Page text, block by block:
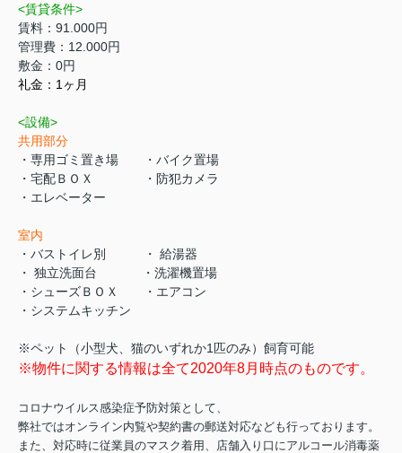
<賃貸条件>
賃料：91.000円
管理費：12.000円
敷金：0円
礼金：1ヶ月
<設備>
共用部分
・専用ゴミ置き場 ・バイク置場
・宅配ＢＯＸ ・防犯カメラ
・エレベーター
室内
・バストイレ別 ・ 給湯器
・ 独立洗面台 ・洗濯機置場
・シューズＢＯＸ ・エアコン
・システムキッチン
※ペット（小型犬、猫のいずれか1匹のみ）飼育可能
※物件に関する情報は全て2020年8月時点のものです。
コロナウイルス感染症予防対策として、
弊社ではオンライン内覧や契約書の郵送対応なども行っております。
また、対応時に従業員のマスク着用、店舗入り口にアルコール消毒薬